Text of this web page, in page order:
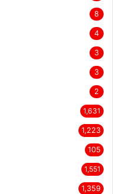
8
4
3
3
2
1,631
1,223
105
1,551
1,359